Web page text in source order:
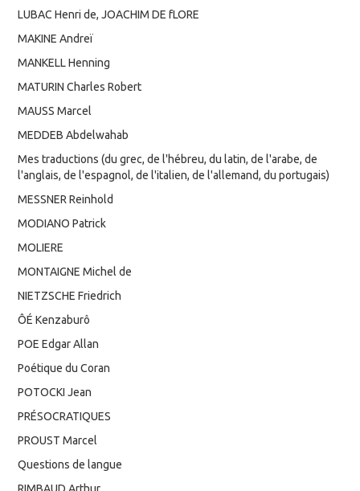
LUBAC Henri de, JOACHIM DE fLORE
MAKINE Andreï
MANKELL Henning
MATURIN Charles Robert
MAUSS Marcel
MEDDEB Abdelwahab
Mes traductions (du grec, de l'hébreu, du latin, de l'arabe, de
l'anglais, de l'espagnol, de l'italien, de l'allemand, du portugais)
MESSNER Reinhold
MODIANO Patrick
MOLIERE
MONTAIGNE Michel de
NIETZSCHE Friedrich
ÔÉ Kenzaburô
POE Edgar Allan
Poétique du Coran
POTOCKI Jean
PRÉSOCRATIQUES
PROUST Marcel
Questions de langue
RIMBAUD Arthur